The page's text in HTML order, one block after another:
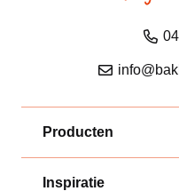
Producten
Inspiratie